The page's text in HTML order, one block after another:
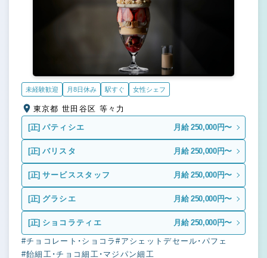
未経験歓迎 月8日休み 駅すぐ 女性シェフ
東京都 世田谷区 等々力
[正] パティシエ 月給 250,000円〜
[正] バリスタ 月給 250,000円〜
[正] サービススタッフ 月給 250,000円〜
[正] グラシエ 月給 250,000円〜
[正] ショコラティエ 月給 250,000円〜
#チョコレート・ショコラ#アシェットデセール・パフェ
#飴細工・チョコ細工・マジパン細工